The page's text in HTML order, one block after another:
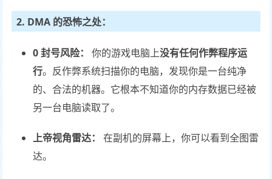
2. DMA 的恐怖之处：
0 封号风险： 你的游戏电脑上没有任何作弊程序运
行。反作弊系统扫描你的电脑，发现你是一台纯净
的、合法的机器。它根本不知道你的内存数据已经被
另一台电脑读取了。
上帝视角雷达：
在副机的屏幕上，你可以看到全图雷
达。